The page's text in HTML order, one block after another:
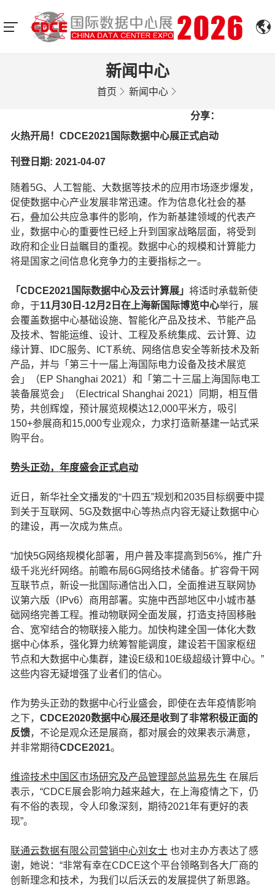
新闻中心
首页 新闻中心
分享：
火热开局！CDCE2021国际数据中心展正式启动
刊登日期: 2021-04-07
随着5G、人工智能、大数据等技术的应用市场逐步爆发，
促使数据中心产业发展非常迅速。作为信息化社会的基
石，叠加公共应急事件的影响，作为新基建领域的代表产
业，数据中心的重要性已经上升到国家战略层面，将受到
政府和企业日益瞩目的重视。数据中心的规模和计算能力
将是国家之间信息化竞争力的主要指标之一。
「CDCE2021国际数据中心及云计算展」 将适时承载新使
命，于11月30日-12月2日在上海新国际博览中心举行，展
会覆盖数据中心基础设施、智能化产品及技术、节能产品
及技术、智能运维、设计、工程及系统集成、云计算、边
缘计算、IDC服务、ICT系统、网络信息安全等新技术及新
产品，并与「第三十一届上海国际电力设备及技术展览
会」（EP Shanghai 2021）和「第二十三届上海国际电工
装备展览会」（Electrical Shanghai 2021）同期，相互借
势，共创辉煌，预计展览规模达12,000平米方，吸引
150+参展商和15,000专业观众，力求打造新基建一站式采
购平台。
势头正劲，年度盛会正式启动
近日，新华社全文播发的“十四五”规划和2035目标纲要中提
到关于互联网、5G及数据中心等热点内容无疑让数据中心
的建设，再一次成为焦点。
“加快5G网络规模化部署，用户普及率提高到56%，推广升
级千兆光纤网络。前瞻布局6G网络技术储备。扩容骨干网
互联节点，新设一批国际通信出入口，全面推进互联网协
议第六版（IPv6）商用部署。实施中西部地区中小城市基
础网络完善工程。推动物联网全面发展，打造支持固移融
合、宽窄结合的物联接入能力。加快构建全国一体化大数
据中心体系，强化算力统筹智能调度，建设若干国家枢纽
节点和大数据中心集群，建设E级和10E级超级计算中心。”
这些内容无疑增强了业者们的信心。
作为势头正劲的数据中心行业盛会，即使在去年疫情影响
之下， CDCE2020数据中心展还是收到了非常积极正面的
反馈，不论是观众还是展商，都对展会的效果表示满意，
并非常期待CDCE2021。
维谛技术中国区市场研究及产品管理部总监易先生 在展后
表示，“CDCE展会影响力越来越大，在上海疫情之下，仍
有不俗的表现，令人印象深刻，期待2021年有更好的表
现”。
联通云数据有限公司营销中心刘女士 也对主办方表达了感
谢，她说：“非常有幸在CDCE这个平台领略到各大厂商的
创新理念和技术，为我们以后沃云的发展提供了新思路。